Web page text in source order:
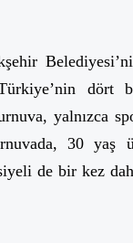
dört
yalnızca
30 yaş
de bir kez